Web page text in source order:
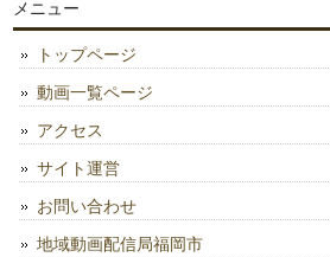
メニュー
トップページ
動画一覧ページ
アクセス
サイト運営
お問い合わせ
地域動画配信局福岡市